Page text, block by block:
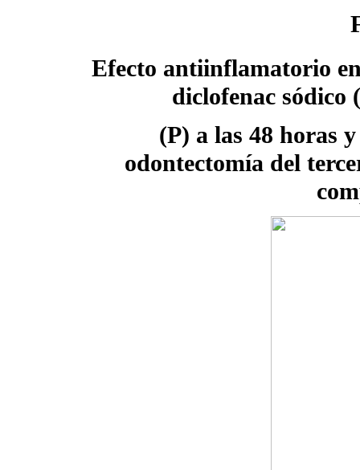
Efecto antiinflamatorio
diclofenac sódico
(P) a las 48 horas
odontectomía del